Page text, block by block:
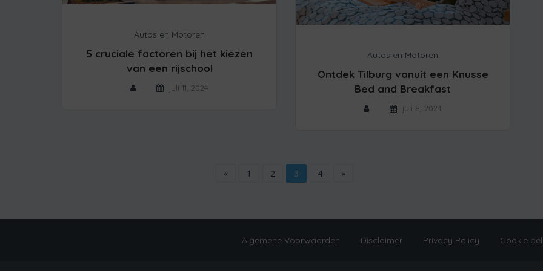
Autos en Motoren
5 cruciale factoren bij het kiezen
van een rijschool
juli 11, 2024
Autos en Motoren
Ontdek Tilburg vanuit een Knusse
Bed and Breakfast
juli 8, 2024
« 1 2 3 4 »
Algemene Voorwaarden Disclaimer Privacy Policy Cookie